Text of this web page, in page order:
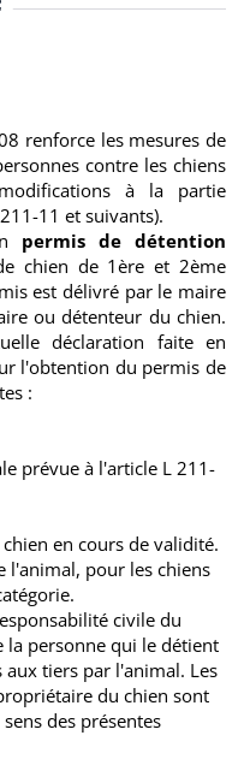
renforce les mesures de
contre les chiens
à la partie
11 et suivants).
permis de détention
chien de 1ère et 2ème
est délivré par le maire
ou détenteur du chien.
déclaration faite en
l'obtention du permis de
:
prévue à l'article L 211-
en cours de validité.
l'animal, pour les chiens
civile du
personne qui le détient
aux tiers par l'animal. Les
du chien sont
des présentes